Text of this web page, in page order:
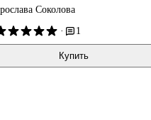
Соколова
·
1
Купить